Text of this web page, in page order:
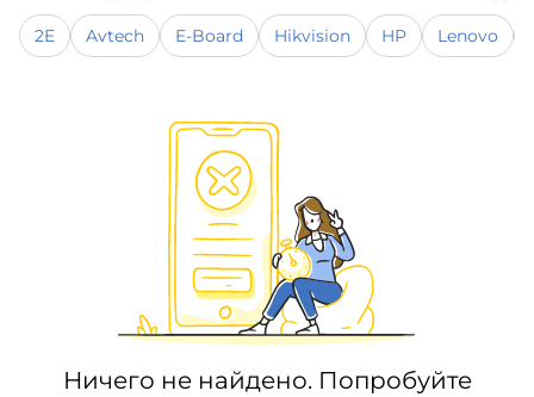
2E Avtech E-Board Hikvision HP Lenovo
Ничего не найдено. Попробуйте